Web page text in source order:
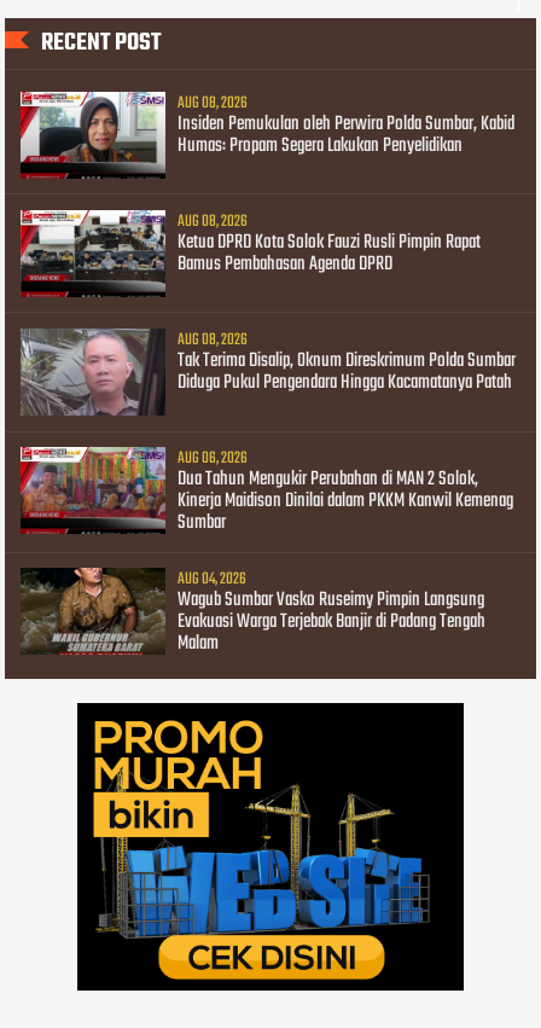
RECENT POST
AUG 08, 2026
Insiden Pemukulan oleh Perwira Polda Sumbar, Kabid
Humas: Propam Segera Lakukan Penyelidikan
AUG 08, 2026
Ketua DPRD Kota Solok Fauzi Rusli Pimpin Rapat
Bamus Pembahasan Agenda DPRD
AUG 08, 2026
Tak Terima Disalip, Oknum Direskrimum Polda Sumbar
Diduga Pukul Pengendara Hingga Kacamatanya Patah
AUG 06, 2026
Dua Tahun Mengukir Perubahan di MAN 2 Solok,
Kinerja Maidison Dinilai dalam PKKM Kanwil Kemenag
Sumbar
AUG 04, 2026
Wagub Sumbar Vasko Ruseimy Pimpin Langsung
Evakuasi Warga Terjebak Banjir di Padang Tengah
Malam